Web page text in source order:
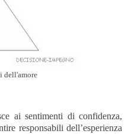
dell'amore
ai sentimenti di confidenza,
responsabili dell’esperienza